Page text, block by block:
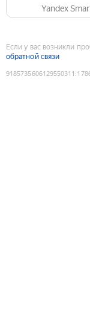
Yandex
Если у вас возникли
обратной связи
9185735606129550311 :